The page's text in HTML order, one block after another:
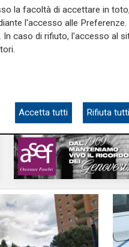
porn, chieste
due giovani
nel caso a
la facoltà di accettare in
l'accesso alle
In caso di rifiuto, l'accesso al
Accetta tutti Rifiuta tutti